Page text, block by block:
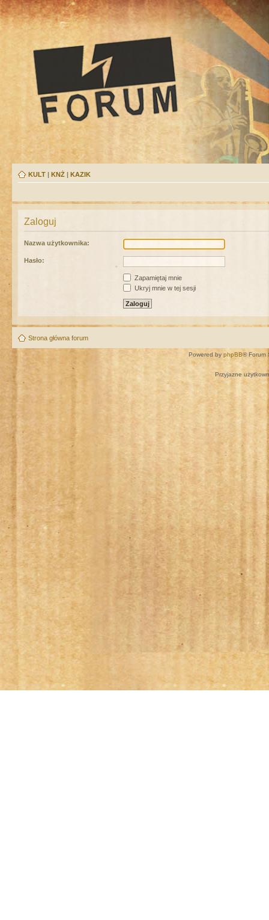
KULT | KNŻ | KAZIK
Zaloguj
Nazwa użytkownika:
Hasło:
Zapamiętaj mnie
Ukryj mnie w tej sesji
Strona główna forum
Powered by phpBB® Forum
Przyjazne